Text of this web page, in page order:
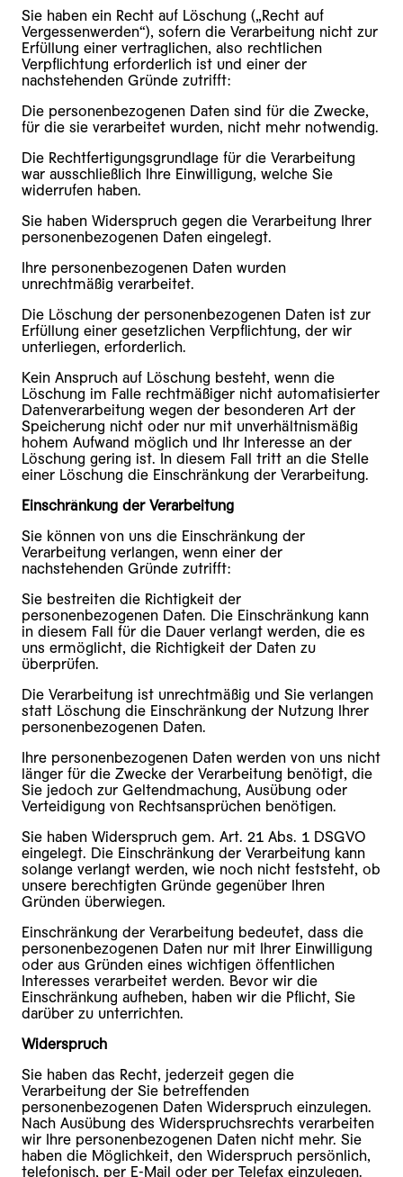
Sie haben ein Recht auf Löschung („Recht auf
Vergessenwerden“), sofern die Verarbeitung nicht zur
Erfüllung einer vertraglichen, also rechtlichen
Verpflichtung erforderlich ist und einer der
nachstehenden Gründe zutrifft:
Die personenbezogenen Daten sind für die Zwecke,
für die sie verarbeitet wurden, nicht mehr notwendig.
Die Rechtfertigungsgrundlage für die Verarbeitung
war ausschließlich Ihre Einwilligung, welche Sie
widerrufen haben.
Sie haben Widerspruch gegen die Verarbeitung Ihrer
personenbezogenen Daten eingelegt.
Ihre personenbezogenen Daten wurden
unrechtmäßig verarbeitet.
Die Löschung der personenbezogenen Daten ist zur
Erfüllung einer gesetzlichen Verpflichtung, der wir
unterliegen, erforderlich.
Kein Anspruch auf Löschung besteht, wenn die
Löschung im Falle rechtmäßiger nicht automatisierter
Datenverarbeitung wegen der besonderen Art der
Speicherung nicht oder nur mit unverhältnismäßig
hohem Aufwand möglich und Ihr Interesse an der
Löschung gering ist. In diesem Fall tritt an die Stelle
einer Löschung die Einschränkung der Verarbeitung.
Einschränkung der Verarbeitung
Sie können von uns die Einschränkung der
Verarbeitung verlangen, wenn einer der
nachstehenden Gründe zutrifft:
Sie bestreiten die Richtigkeit der
personenbezogenen Daten. Die Einschränkung kann
in diesem Fall für die Dauer verlangt werden, die es
uns ermöglicht, die Richtigkeit der Daten zu
überprüfen.
Die Verarbeitung ist unrechtmäßig und Sie verlangen
statt Löschung die Einschränkung der Nutzung Ihrer
personenbezogenen Daten.
Ihre personenbezogenen Daten werden von uns nicht
länger für die Zwecke der Verarbeitung benötigt, die
Sie jedoch zur Geltendmachung, Ausübung oder
Verteidigung von Rechtsansprüchen benötigen.
Sie haben Widerspruch gem. Art. 21 Abs. 1 DSGVO
eingelegt. Die Einschränkung der Verarbeitung kann
solange verlangt werden, wie noch nicht feststeht, ob
unsere berechtigten Gründe gegenüber Ihren
Gründen überwiegen.
Einschränkung der Verarbeitung bedeutet, dass die
personenbezogenen Daten nur mit Ihrer Einwilligung
oder aus Gründen eines wichtigen öffentlichen
Interesses verarbeitet werden. Bevor wir die
Einschränkung aufheben, haben wir die Pflicht, Sie
darüber zu unterrichten.
Widerspruch
Sie haben das Recht, jederzeit gegen die
Verarbeitung der Sie betreffenden
personenbezogenen Daten Widerspruch einzulegen.
Nach Ausübung des Widerspruchsrechts verarbeiten
wir Ihre personenbezogenen Daten nicht mehr. Sie
haben die Möglichkeit, den Widerspruch persönlich,
telefonisch, per E-Mail oder per Telefax einzulegen.